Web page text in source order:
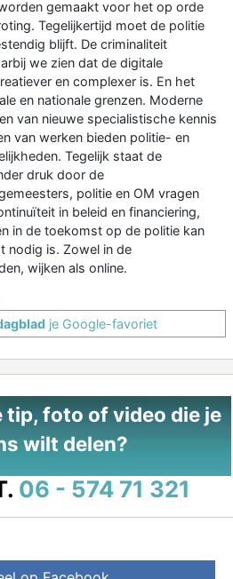
gemaakt voor het op orde
Tegelijkertijd moet de politie
blijft. De criminaliteit
we zien dat de digitale
en complexer is. En het
en nationale grenzen. Moderne
van nieuwe specialistische kennis
van werken bieden politie- en
Tegelijk staat de
druk door de
politie en OM vragen
in beleid en financiering,
in de toekomst op de politie kan
nodig is. Zowel in de
wijken als online.
je Google-favoriet
tip, foto of video die je
wilt delen?
06 - 574 71 321